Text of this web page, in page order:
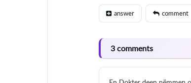
answer comment
3 comments